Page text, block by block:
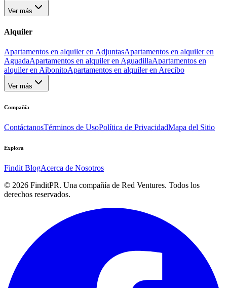
Ver más
Alquiler
Apartamentos en alquiler en AdjuntasApartamentos en alquiler en
AguadaApartamentos en alquiler en AguadillaApartamentos en
alquiler en AibonitoApartamentos en alquiler en Arecibo
Ver más
Compañía
ContáctanosTérminos de UsoPolítica de PrivacidadMapa del Sitio
Explora
Findit BlogAcerca de Nosotros
© 2026 FinditPR. Una compañía de Red Ventures. Todos los
derechos reservados.